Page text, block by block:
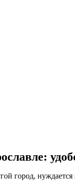
город,